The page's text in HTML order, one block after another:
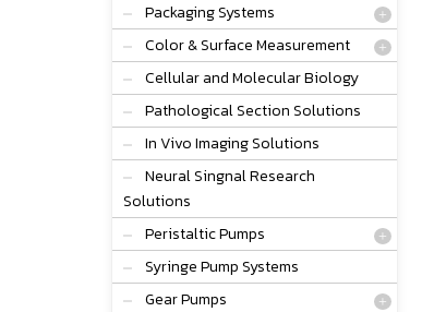
Packaging Systems
Color & Surface Measurement
Cellular and Molecular Biology
Pathological Section Solutions
In Vivo Imaging Solutions
Neural Singnal Research
Solutions
Peristaltic Pumps
Syringe Pump Systems
Gear Pumps